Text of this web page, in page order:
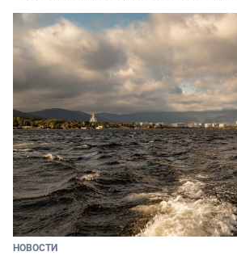
НОВОСТИ